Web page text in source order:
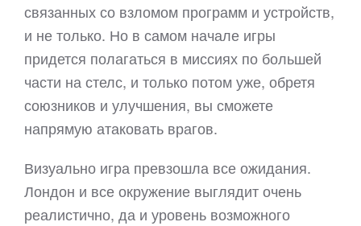
связанных со взломом программ и устройств,
и не только. Но в самом начале игры
придется полагаться в миссиях по большей
части на стелс, и только потом уже, обретя
союзников и улучшения, вы сможете
напрямую атаковать врагов.
Визуально игра превзошла все ожидания.
Лондон и все окружение выглядит очень
реалистично, да и уровень возможного